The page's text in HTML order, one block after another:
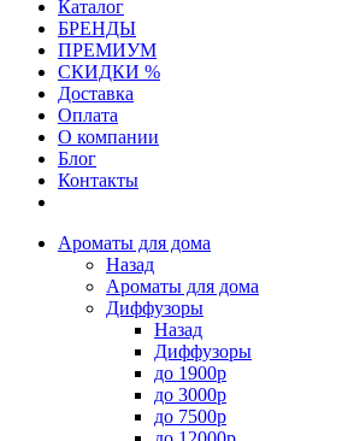
Каталог
БРЕНДЫ
ПРЕМИУМ
СКИДКИ %
Доставка
Оплата
О компании
Блог
Контакты
Ароматы для дома
Назад
Ароматы для дома
Диффузоры
Назад
Диффузоры
до 1900р
до 3000р
до 7500р